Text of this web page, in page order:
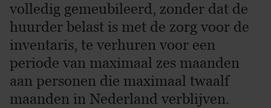
volledig gemeubileerd, zonder dat de
huurder belast is met de zorg voor de
inventaris, te verhuren voor een
periode van maximaal zes maanden
aan personen die maximaal twaalf
maanden in Nederland verblijven.